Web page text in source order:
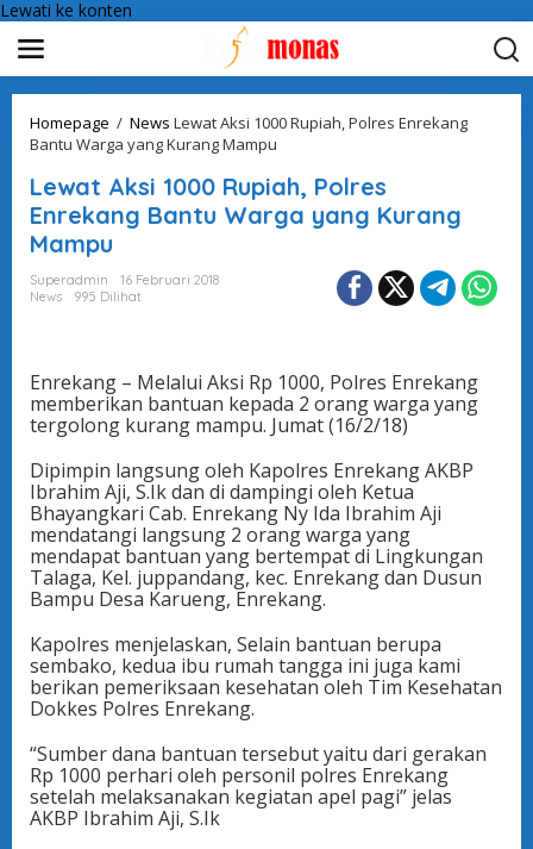
Lewati ke konten
Homepage / News Lewat Aksi 1000 Rupiah, Polres Enrekang
Bantu Warga yang Kurang Mampu
Lewat Aksi 1000 Rupiah, Polres
Enrekang Bantu Warga yang Kurang
Mampu
Superadmin
16 Februari 2018
News
995 Dilihat
Enrekang – Melalui Aksi Rp 1000, Polres Enrekang
memberikan bantuan kepada 2 orang warga yang
tergolong kurang mampu. Jumat (16/2/18)
Dipimpin langsung oleh Kapolres Enrekang AKBP
Ibrahim Aji, S.Ik dan di dampingi oleh Ketua
Bhayangkari Cab. Enrekang Ny Ida Ibrahim Aji
mendatangi langsung 2 orang warga yang
mendapat bantuan yang bertempat di Lingkungan
Talaga, Kel. juppandang, kec. Enrekang dan Dusun
Bampu Desa Karueng, Enrekang.
Kapolres menjelaskan, Selain bantuan berupa
sembako, kedua ibu rumah tangga ini juga kami
berikan pemeriksaan kesehatan oleh Tim Kesehatan
Dokkes Polres Enrekang.
“Sumber dana bantuan tersebut yaitu dari gerakan
Rp 1000 perhari oleh personil polres Enrekang
setelah melaksanakan kegiatan apel pagi” jelas
AKBP Ibrahim Aji, S.Ik